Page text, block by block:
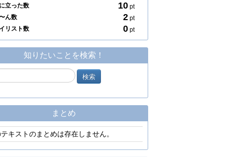
立った数
10 pt
ん数
2 pt
リスト数
0 pt
知りたいことを検索！
まとめ
テキストのまとめは存在しません。